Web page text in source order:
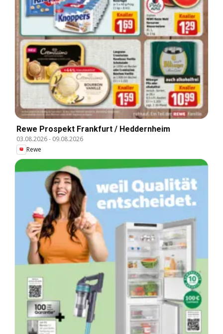
Rewe Prospekt Frankfurt / Heddernheim
03.08.2026- 09.08.2026
Rewe